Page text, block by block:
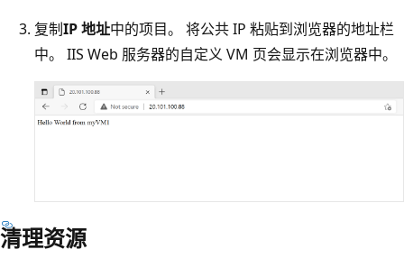
复制IP 地址中的项目。 将公共 IP 粘贴到浏览器的地址栏
中。 IIS Web 服务器的自定义 VM 页会显示在浏览器中。
清理资源